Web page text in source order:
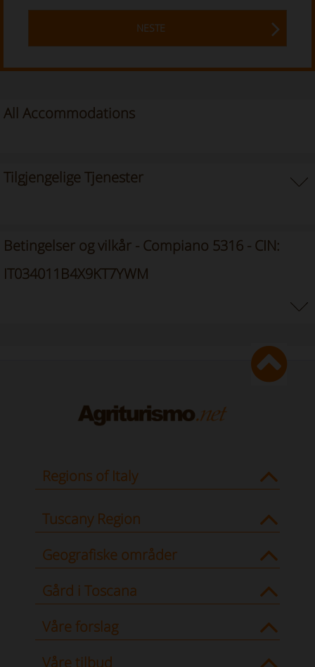
NESTE
All Accommodations
Tilgjengelige Tjenester
Betingelser og vilkår - Compiano 5316 - CIN:
IT034011B4X9KT7YWM
Regions of Italy
Tuscany Region
Geografiske områder
Gård i Toscana
Våre forslag
Våre tilbud